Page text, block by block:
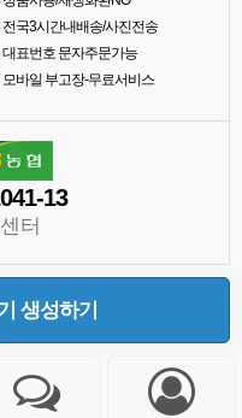
전국3시간내배송/사진전송
대표번호 문자주문가능
모바일 부고장-무료서비스
13
터
생성하기